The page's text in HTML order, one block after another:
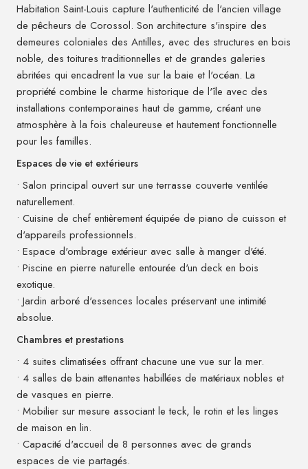
Habitation Saint-Louis capture l'authenticité de l'ancien village
de pêcheurs de Corossol. Son architecture s'inspire des
demeures coloniales des Antilles, avec des structures en bois
noble, des toitures traditionnelles et de grandes galeries
abritées qui encadrent la vue sur la baie et l'océan. La
propriété combine le charme historique de l'île avec des
installations contemporaines haut de gamme, créant une
atmosphère à la fois chaleureuse et hautement fonctionnelle
pour les familles.
Espaces de vie et extérieurs
• Salon principal ouvert sur une terrasse couverte ventilée
naturellement.
• Cuisine de chef entièrement équipée de piano de cuisson et
d'appareils professionnels.
• Espace d'ombrage extérieur avec salle à manger d'été.
• Piscine en pierre naturelle entourée d'un deck en bois
exotique.
• Jardin arboré d'essences locales préservant une intimité
absolue.
Chambres et prestations
• 4 suites climatisées offrant chacune une vue sur la mer.
• 4 salles de bain attenantes habillées de matériaux nobles et
de vasques en pierre.
• Mobilier sur mesure associant le teck, le rotin et les linges
de maison en lin.
• Capacité d'accueil de 8 personnes avec de grands
espaces de vie partagés.